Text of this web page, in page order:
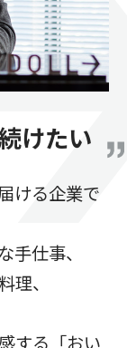
けたい
ける企業で
手仕事、
理、
する「おい